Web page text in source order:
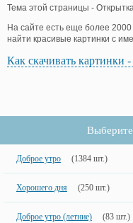
Тема этой страницы -
На сайте есть еще более
найти красивые картинки с
Как скачивать картинки
Доброе утро (1384 шт.)
Хорошего дня (250 шт.)
Доброе утро (летние) (83 шт.)